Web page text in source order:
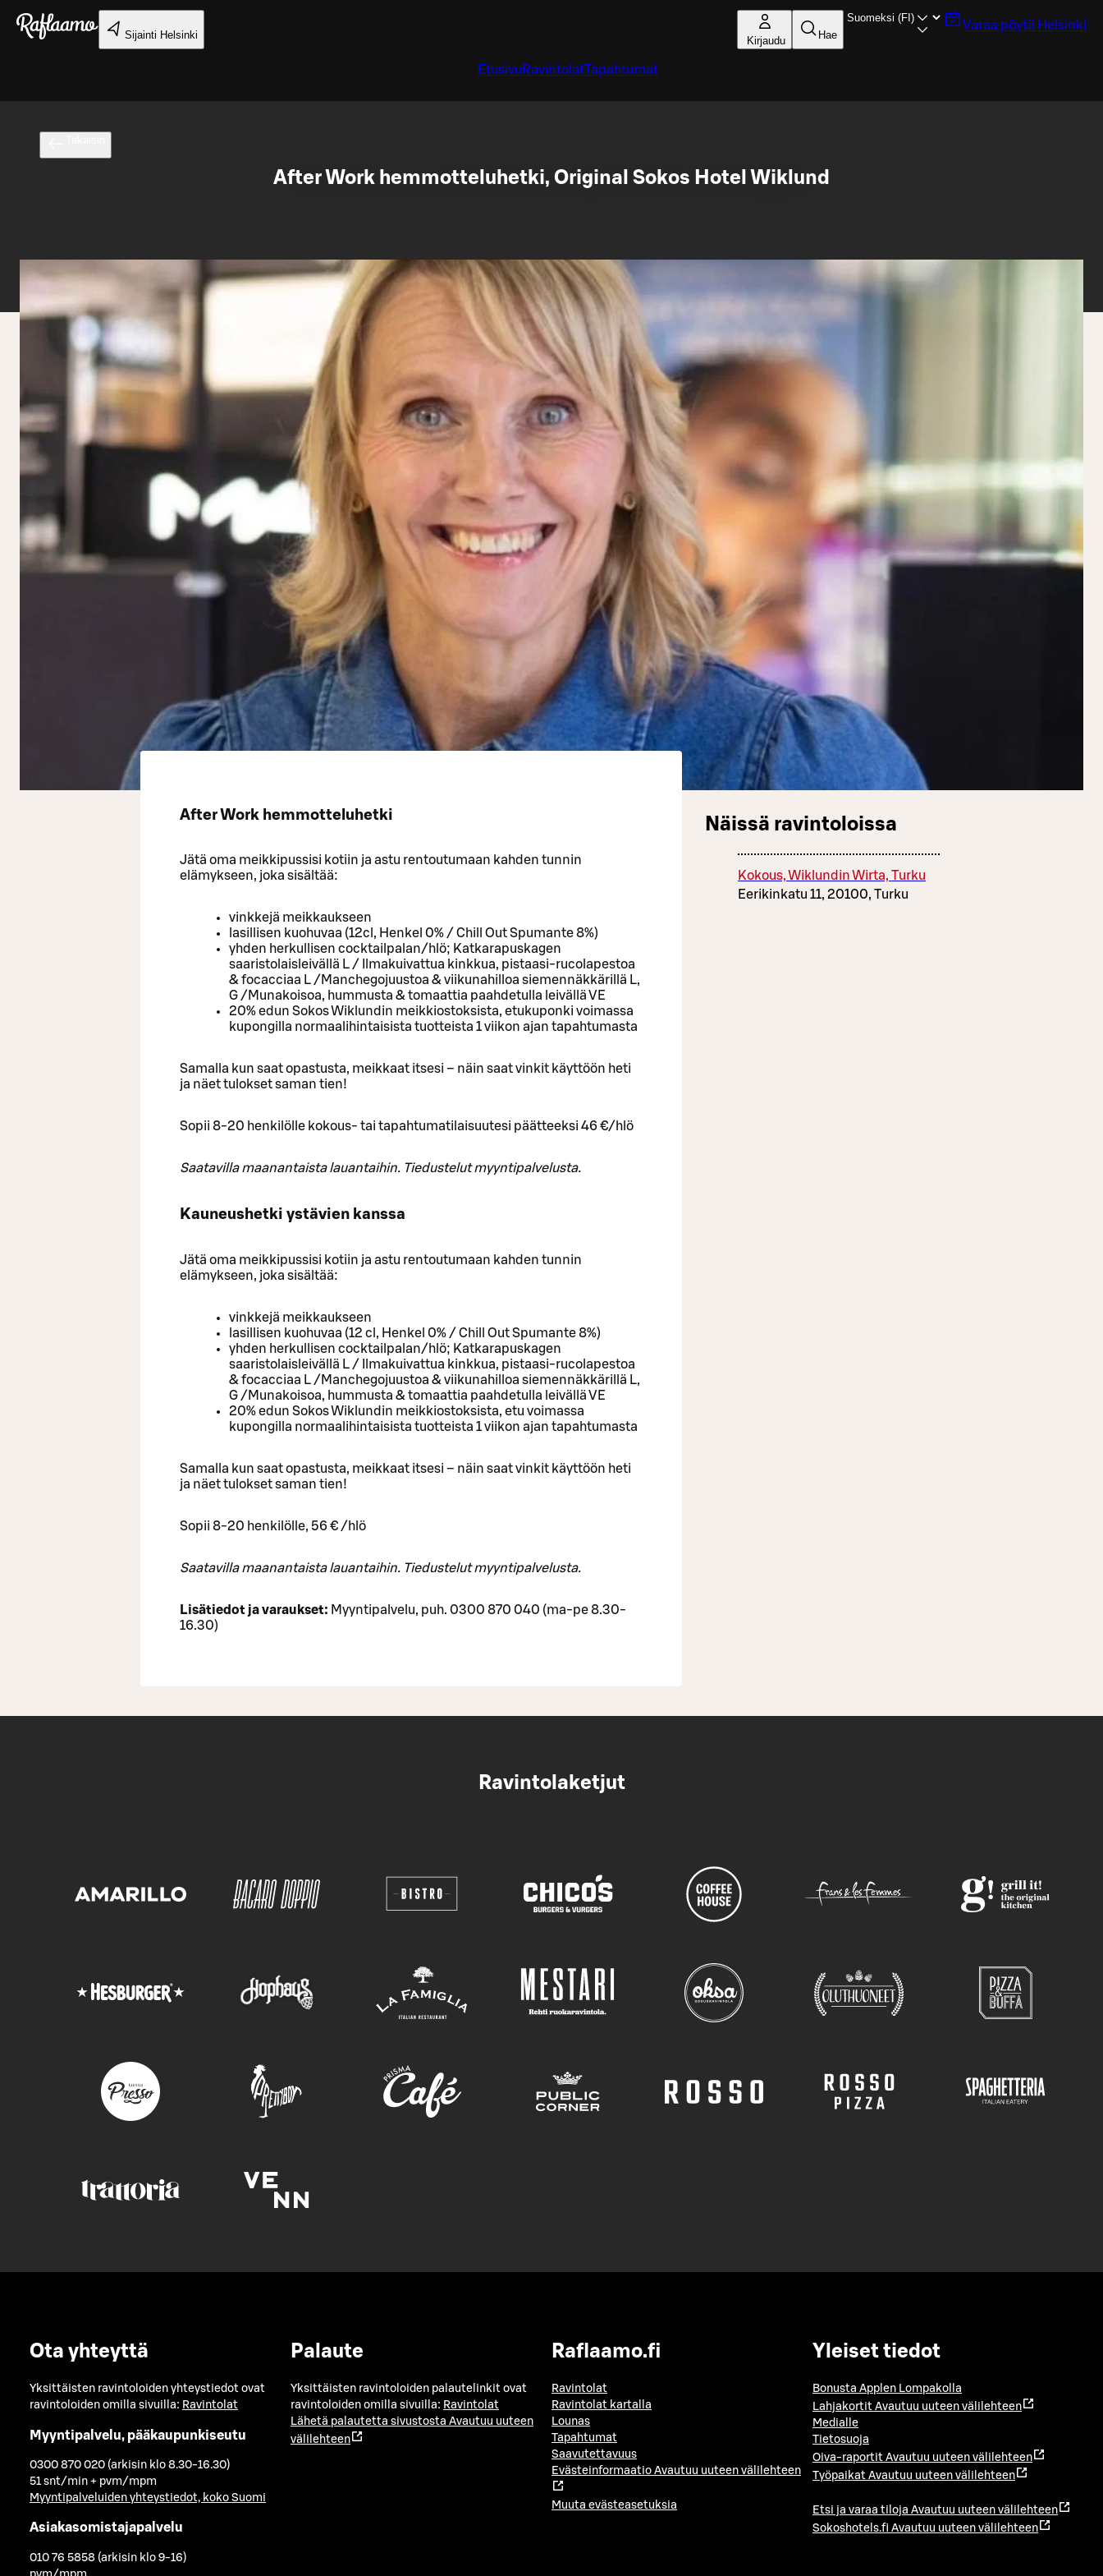
Siirry pääsisältöön
Sijainti Helsinki Kirjaudu Hae
Varaa pöytä Helsinki
Etusivu RavintolatTapahtumat
After Work hemmotteluhetki, Original Sokos Hotel Wiklund
After Work hemmotteluhetki
Jätä oma meikkipussisi kotiin ja astu rentoutumaan kahden tunnin
elämykseen, joka sisältää:
vinkkejä meikkaukseen
lasillisen kuohuvaa (12cl, Henkel 0% / Chill Out Spumante 8%)
yhden herkullisen cocktailpalan/hlö; Katkarapuskagen
saaristolaisleivällä L / Ilmakuivattua kinkkua, pistaasi-rucolapestoa
& focacciaa L /Manchegojuustoa & viikunahilloa siemennäkkärillä L,
G /Munakoisoa, hummusta & tomaattia paahdetulla leivällä VE
20% edun Sokos Wiklundin meikkiostoksista, etukuponki voimassa
kupongilla normaalihintaisista tuotteista 1 viikon ajan tapahtumasta
Samalla kun saat opastusta, meikkaat itsesi – näin saat vinkit käyttöön heti
ja näet tulokset saman tien!
Sopii 8-20 henkilölle kokous- tai tapahtumatilaisuutesi päätteeksi 46 €/hlö
Saatavilla maanantaista lauantaihin. Tiedustelut myyntipalvelusta.
Kauneushetki ystävien kanssa
Jätä oma meikkipussisi kotiin ja astu rentoutumaan kahden tunnin
elämykseen, joka sisältää:
vinkkejä meikkaukseen
lasillisen kuohuvaa (12 cl, Henkel 0% / Chill Out Spumante 8%)
yhden herkullisen cocktailpalan/hlö; Katkarapuskagen
saaristolaisleivällä L / Ilmakuivattua kinkkua, pistaasi-rucolapestoa
& focacciaa L /Manchegojuustoa & viikunahilloa siemennäkkärillä L,
G /Munakoisoa, hummusta & tomaattia paahdetulla leivällä VE
20% edun Sokos Wiklundin meikkiostoksista, etu voimassa
kupongilla normaalihintaisista tuotteista 1 viikon ajan tapahtumasta
Samalla kun saat opastusta, meikkaat itsesi – näin saat vinkit käyttöön heti
ja näet tulokset saman tien!
Sopii 8-20 henkilölle, 56 € /hlö
Saatavilla maanantaista lauantaihin. Tiedustelut myyntipalvelusta.
Lisätiedot ja varaukset: Myyntipalvelu, puh. 0300 870 040 (ma-pe 8.30-
16.30)
Näissä ravintoloissa
Kokous, Wiklundin Wirta, Turku
Eerikinkatu 11, 20100, Turku
Ravintolaketjut
Ota yhteyttä
Yksittäisten ravintoloiden yhteystiedot ovat
ravintoloiden omilla sivuilla: Ravintolat
Myyntipalvelu, pääkaupunkiseutu
0300 870 020 (arkisin klo 8.30-16.30)
51 snt/min + pvm/mpm
Myyntipalveluiden yhteystiedot, koko Suomi
Asiakasomistajapalvelu
010 76 5858 (arkisin klo 9-16)
Palaute
Yksittäisten ravintoloiden palautelinkit ovat
ravintoloiden omilla sivuilla: Ravintolat
Lähetä palautetta sivustosta Avautuu uuteen
välilehteen
Raflaamo.fi
Ravintolat
Ravintolat kartalla
Lounas
Tapahtumat
Saavutettavuus
Evästeinformaatio Avautuu uuteen välilehteen
Muuta evästeasetuksia
Yleiset tiedot
Bonusta Applen Lompakolla
Lahjakortit Avautuu uuteen välilehteen
Medialle
Tietosuoja
Oiva-raportit Avautuu uuteen välilehteen
Työpaikat Avautuu uuteen välilehteen
Etsi ja varaa tiloja Avautuu uuteen välilehteen
Sokoshotels.fi Avautuu uuteen välilehteen